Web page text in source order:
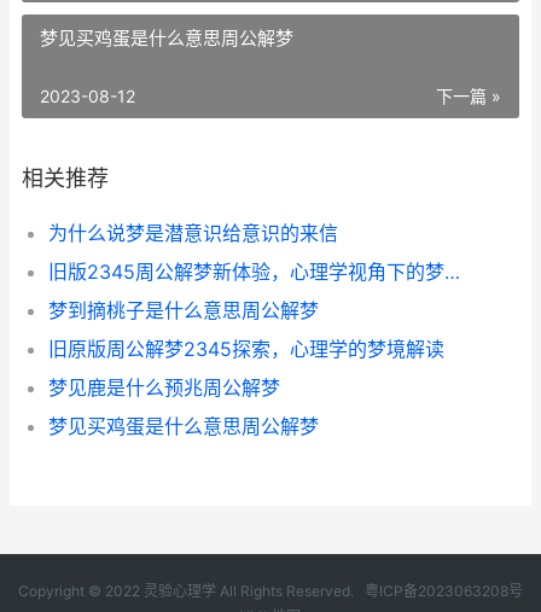
梦见买鸡蛋是什么意思周公解梦
下一篇 »
2023-08-12
相关推荐
为什么说梦是潜意识给意识的来信
旧版2345周公解梦新体验，心理学视角下的梦境解读
梦到摘桃子是什么意思周公解梦
旧原版周公解梦2345探索，心理学的梦境解读
梦见鹿是什么预兆周公解梦
梦见买鸡蛋是什么意思周公解梦
Copyright © 2022 灵验心理学 All Rights Reserved. 粤ICP备2023063208号